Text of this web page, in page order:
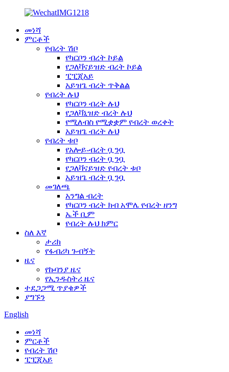
መነሻ
ምርቶች
የብረት ሽቦ
የካርቦን ብረት ኮይል
የጋለቫናይዝድ ብረት ኮይል
ፒፒጂአይ
አይዝጌ ብረት ጥቅልል
የብረት ሉህ
የካርቦን ብረት ሉህ
የጋለቫኒዝድ ብረት ሉህ
የሚለብስ የሚቋቋም የብረት ወረቀት
አይዝጌ ብረት ሉህ
የብረት ቱቦ
የአሎይ-ብረት ቧንቧ
የካርቦን ብረት ቧንቧ
የጋለቫናይዝድ የብረት ቱቦ
አይዝጌ ብረት ቧንቧ
መገለጫ
አንግል ብረት
የካርቦን ብረት ክብ አሞሌ የብረት ዘንግ
ኤች ቢም
የብረት ሉህ ክምር
ስለ እኛ
ታሪክ
የፋብሪካ ጉብኝት
ዜና
የኩባንያ ዜና
የኢንዱስትሪ ዜና
ተደጋጋሚ ጥያቄዎች
ያግኙን
English
መነሻ
ምርቶች
የብረት ሽቦ
ፒፒጂአይ